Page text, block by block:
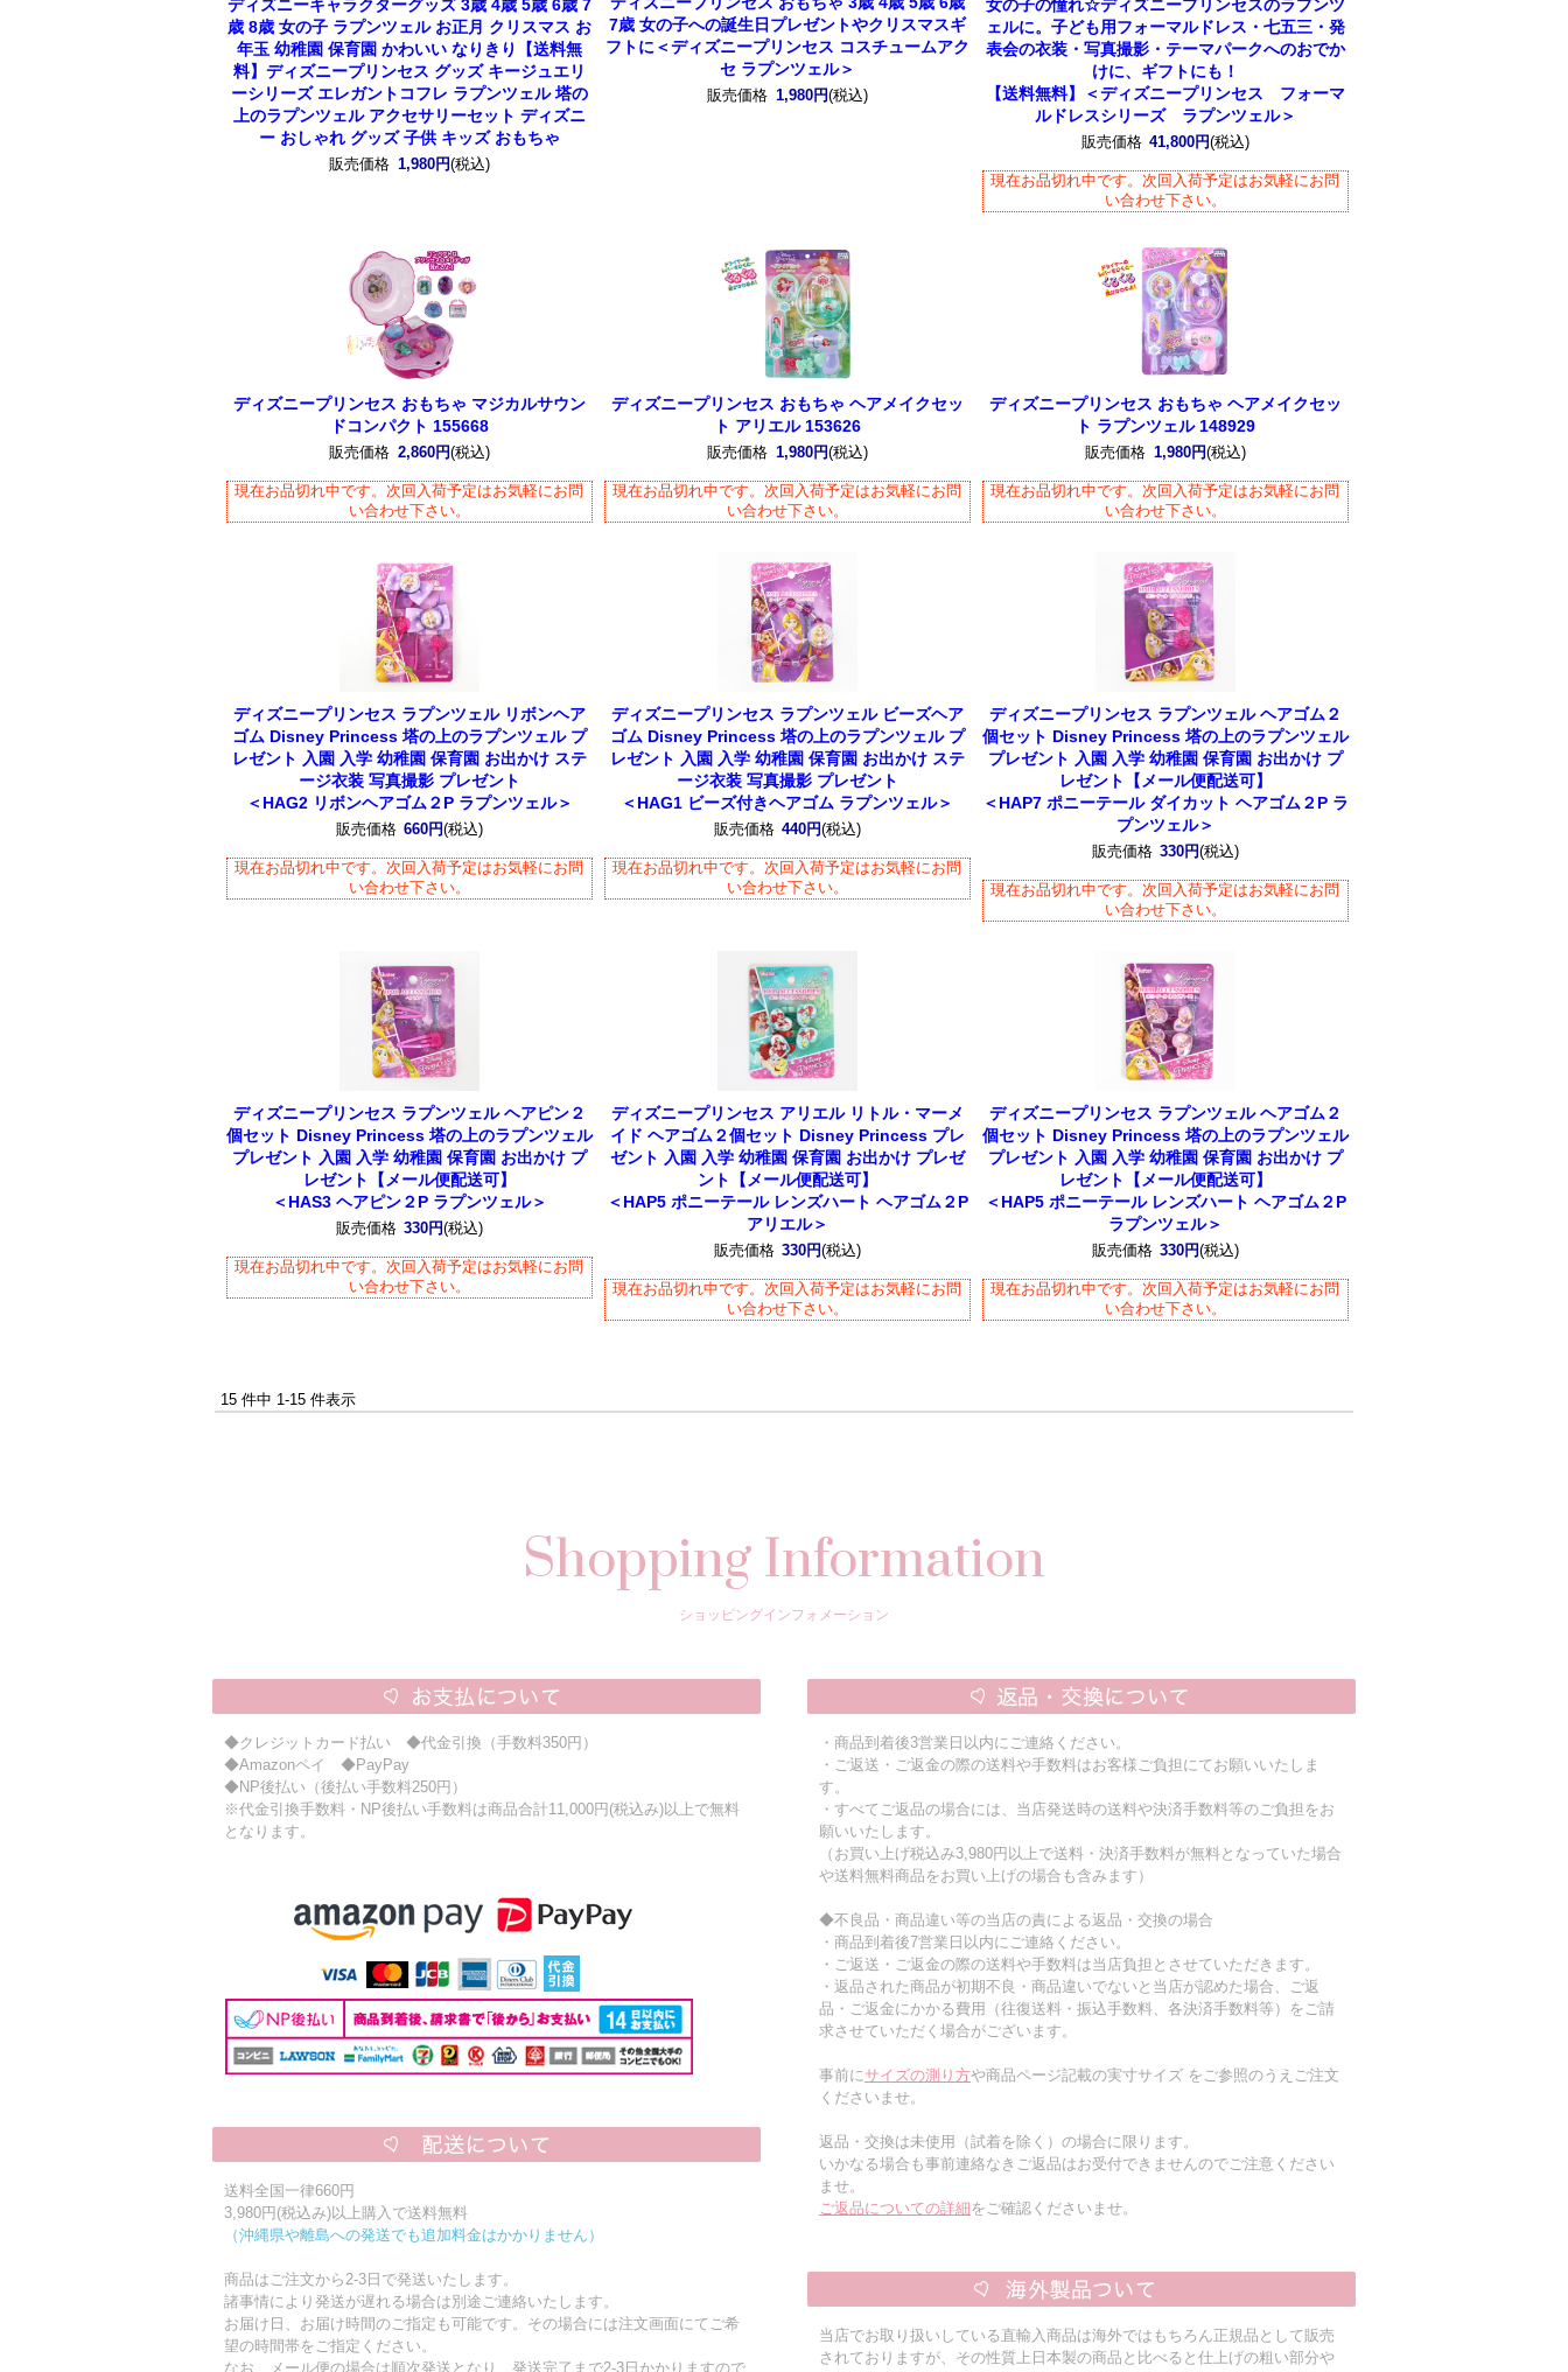
ディズニーキャラクターグッズ 3歳 4歳 5歳 6歳 7
歳 8歳 女の子 ラプンツェル お正月 クリスマス お
年玉 幼稚園 保育園 かわいい なりきり【送料無
料】 ディズニープリンセス グッズ キージュエリ
ーシリーズ エレガントコフレ ラプンツェル 塔の
上のラプンツェル アクセサリーセット ディズニ
ー おしゃれ グッズ 子供 キッズ おもちゃ
販売価格 1,980円(税込)
7歳 女の子への誕生日プレゼントやクリスマスギ
フトに ＜ディズニープリンセス コスチュームアク
セ ラプンツェル＞
販売価格 1,980円(税込)
女の子の憧れ☆ディズニープリンセスのラプンツ
ェルに。子ども用フォーマルドレス・七五三・発
表会の衣装・写真撮影・テーマパークへのおでか
けに、ギフトにも！
【送料無料】＜ディズニープリンセス フォーマ
ルドレスシリーズ ラプンツェル＞
販売価格 41,800円(税込)
現在お品切れ中です。次回入荷予定はお気軽にお問
い合わせ下さい。
ディズニープリンセス おもちゃ マジカルサウン
ドコンパクト 155668
販売価格 2,860円(税込)
現在お品切れ中です。次回入荷予定はお気軽にお問
い合わせ下さい。
ディズニープリンセス おもちゃ ヘアメイクセッ
ト アリエル 153626
販売価格 1,980円(税込)
現在お品切れ中です。次回入荷予定はお気軽にお問
い合わせ下さい。
ディズニープリンセス おもちゃ ヘアメイクセッ
ト ラプンツェル 148929
販売価格 1,980円(税込)
現在お品切れ中です。次回入荷予定はお気軽にお問
い合わせ下さい。
ディズニープリンセス ラプンツェル リボンヘア
ゴム Disney Princess 塔の上のラプンツェル プ
レゼント 入園 入学 幼稚園 保育園 お出かけ ステ
ージ衣装 写真撮影 プレゼント
＜HAG2 リボンヘアゴム２P ラプンツェル＞
販売価格 660円(税込)
現在お品切れ中です。次回入荷予定はお気軽にお問
い合わせ下さい。
ディズニープリンセス ラプンツェル ビーズヘア
ゴム Disney Princess 塔の上のラプンツェル プ
レゼント 入園 入学 幼稚園 保育園 お出かけ ステ
ージ衣装 写真撮影 プレゼント
＜HAG1 ビーズ付きヘアゴム ラプンツェル＞
販売価格 440円(税込)
現在お品切れ中です。次回入荷予定はお気軽にお問
い合わせ下さい。
ディズニープリンセス ラプンツェル ヘアゴム２
個セット Disney Princess 塔の上のラプンツェル
プレゼント 入園 入学 幼稚園 保育園 お出かけ プ
レゼント【メール便配送可】
＜HAP7 ポニーテール ダイカット ヘアゴム２P ラ
プンツェル＞
販売価格 330円(税込)
現在お品切れ中です。次回入荷予定はお気軽にお問
い合わせ下さい。
ディズニープリンセス ラプンツェル ヘアピン２
個セット Disney Princess 塔の上のラプンツェル
プレゼント 入園 入学 幼稚園 保育園 お出かけ プ
レゼント【メール便配送可】
＜HAS3 ヘアピン２P ラプンツェル＞
販売価格 330円(税込)
現在お品切れ中です。次回入荷予定はお気軽にお問
い合わせ下さい。
ディズニープリンセス アリエル リトル・マーメ
イド ヘアゴム２個セット Disney Princess プレ
ゼント 入園 入学 幼稚園 保育園 お出かけ プレゼ
ント【メール便配送可】
＜HAP5 ポニーテール レンズハート ヘアゴム２P
アリエル＞
販売価格 330円(税込)
現在お品切れ中です。次回入荷予定はお気軽にお問
い合わせ下さい。
ディズニープリンセス ラプンツェル ヘアゴム２
個セット Disney Princess 塔の上のラプンツェル
プレゼント 入園 入学 幼稚園 保育園 お出かけ プ
レゼント【メール便配送可】
＜HAP5 ポニーテール レンズハート ヘアゴム２P
ラプンツェル＞
販売価格 330円(税込)
現在お品切れ中です。次回入荷予定はお気軽にお問
い合わせ下さい。
15 件中 1-15 件表示
Shopping Information
ショッピングインフォメーション
◆クレジットカード払い ◆代金引換（手数料350円）
◆Amazonペイ ◆PayPay
◆NP後払い（後払い手数料250円）
※代金引換手数料・NP後払い手数料は商品合計11,000円(税込み)以上で無料
となります。
送料全国一律660円
3,980円(税込み)以上購入で送料無料
（沖縄県や離島への発送でも追加料金はかかりません）
商品はご注文から2-3日で発送いたします。
諸事情により発送が遅れる場合は別途ご連絡いたします。
お届け日、お届け時間のご指定も可能です。その場合には注文画面にてご希
望の時間帯をご指定ください。
なお、メール便の場合は順次発送となり、発送完了まで2-3日かかりますので
・商品到着後3営業日以内にご連絡ください。
・ご返送・ご返金の際の送料や手数料はお客様ご負担にてお願いいたしま
す。
・すべてご返品の場合には、当店発送時の送料や決済手数料等のご負担をお
願いいたします。
（お買い上げ税込み3,980円以上で送料・決済手数料が無料となっていた場合
や送料無料商品をお買い上げの場合も含みます）
◆不良品・商品違い等の当店の責による返品・交換の場合
・商品到着後7営業日以内にご連絡ください。
・ご返送・ご返金の際の送料や手数料は当店負担とさせていただきます。
・返品された商品が初期不良・商品違いでないと当店が認めた場合、ご返
品・ご返金にかかる費用（往復送料・振込手数料、各決済手数料等）をご請
求させていただく場合がございます。
事前にサイズの測り方や商品ページ記載の実寸サイズ をご参照のうえご注文
くださいませ。
返品・交換は未使用（試着を除く）の場合に限ります。
いかなる場合も事前連絡なきご返品はお受付できませんのでご注意ください
ませ。
ご返品についての詳細をご確認くださいませ。
当店でお取り扱いしている直輸入商品は海外ではもちろん正規品として販売
されておりますが、その性質上日本製の商品と比べると仕上げの粗い部分や